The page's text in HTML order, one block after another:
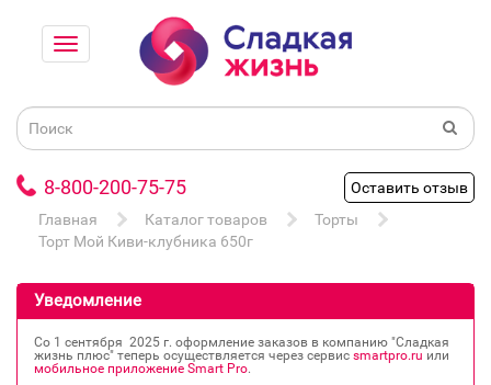
8-800-200-75-75
Оставить отзыв
Главная
Каталог товаров
Торты
Торт Мой Киви-клубника 650г
Уведомление
Со 1 сентября 2025 г. оформление заказов в компанию "Сладкая
жизнь плюс" теперь осуществляется через сервис smartpro.ru или
мобильное приложение Smart Pro.